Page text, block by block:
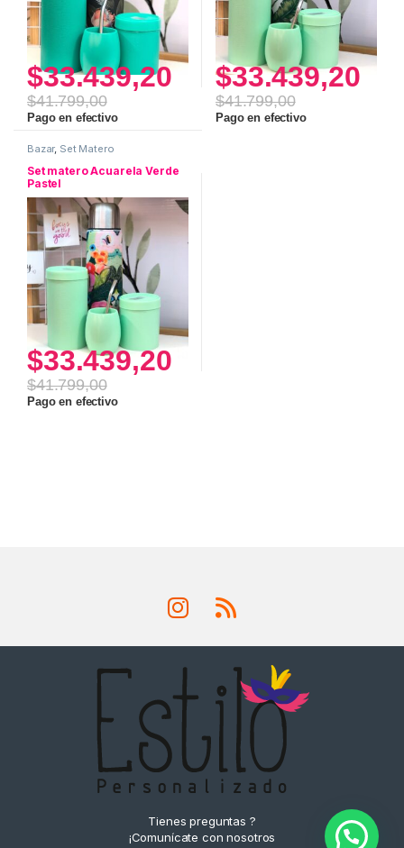
$33.439,20
$41.799,00
Pago en efectivo
$33.439,20
$41.799,00
Pago en efectivo
Bazar, Set Matero
Set matero Acuarela Verde
Pastel
$33.439,20
$41.799,00
Pago en efectivo
Tienes preguntas ?
¡Comunícate con nosotros